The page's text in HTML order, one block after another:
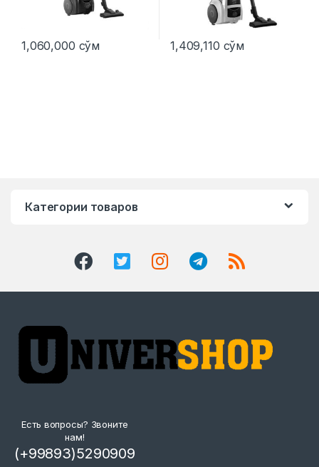
1,060,000 сўм 1,409,110 сўм
Категории товаров
Есть вопросы? Звоните
нам!
(+99893)5290909